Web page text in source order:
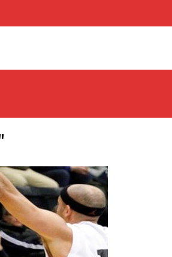
Rabbits
Guard På Plads